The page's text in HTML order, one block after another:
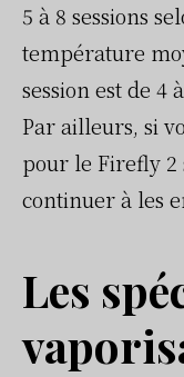
5 à 8 sessions
température
session est de 4
Par ailleurs, si
pour le Firefly 2
continuer à les
Les